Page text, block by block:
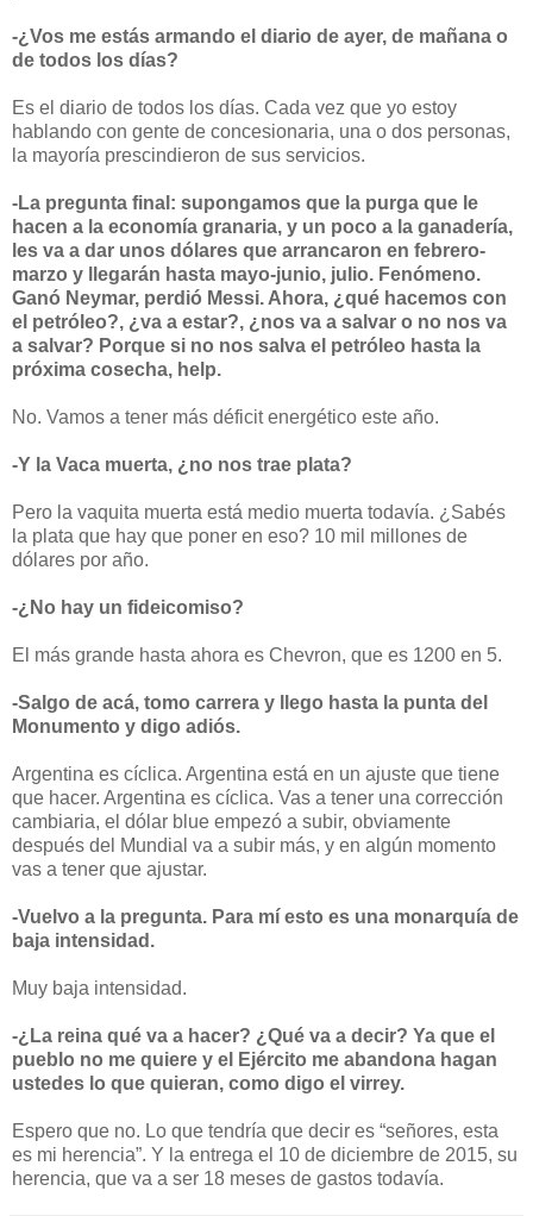
-¿Vos me estás armando el diario de ayer, de mañana o
de todos los días?
Es el diario de todos los días. Cada vez que yo estoy
hablando con gente de concesionaria, una o dos personas,
la mayoría prescindieron de sus servicios.
-La pregunta final: supongamos que la purga que le
hacen a la economía granaria, y un poco a la ganadería,
les va a dar unos dólares que arrancaron en febrero-
marzo y llegarán hasta mayo-junio, julio. Fenómeno.
Ganó Neymar, perdió Messi. Ahora, ¿qué hacemos con
el petróleo?, ¿va a estar?, ¿nos va a salvar o no nos va
a salvar? Porque si no nos salva el petróleo hasta la
próxima cosecha, help.
No. Vamos a tener más déficit energético este año.
-Y la Vaca muerta, ¿no nos trae plata?
Pero la vaquita muerta está medio muerta todavía. ¿Sabés
la plata que hay que poner en eso? 10 mil millones de
dólares por año.
-¿No hay un fideicomiso?
El más grande hasta ahora es Chevron, que es 1200 en 5.
-Salgo de acá, tomo carrera y llego hasta la punta del
Monumento y digo adiós.
Argentina es cíclica. Argentina está en un ajuste que tiene
que hacer. Argentina es cíclica. Vas a tener una corrección
cambiaria, el dólar blue empezó a subir, obviamente
después del Mundial va a subir más, y en algún momento
vas a tener que ajustar.
-Vuelvo a la pregunta. Para mí esto es una monarquía de
baja intensidad.
Muy baja intensidad.
-¿La reina qué va a hacer? ¿Qué va a decir? Ya que el
pueblo no me quiere y el Ejército me abandona hagan
ustedes lo que quieran, como digo el virrey.
Espero que no. Lo que tendría que decir es “señores, esta
es mi herencia”. Y la entrega el 10 de diciembre de 2015, su
herencia, que va a ser 18 meses de gastos todavía.